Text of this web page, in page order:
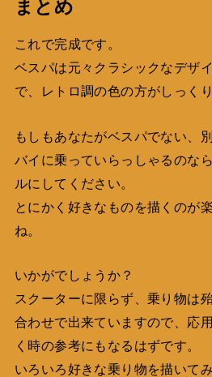
まとめ
これで完成です。
ベスパは元々クラシックなデザ
で、レトロ調の色の方がしっく
もしもあなたがベスパでない、
バイに乗っていらっしゃるのな
ルにしてください。
とにかく好きなものを描くのが
ね。
いかがでしょうか？
スクーターに限らず、乗り物は
合わせで出来ていますので、応
く時の参考にもなるはずです。
いろいろ好きな乗り物を描いて